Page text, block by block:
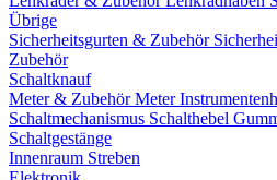
Übrige
Sicherheitsgurten & Zubehör
Zubehör
Schaltknauf
Meter & ZubehörMeter
Schaltmechanismus Schalthebel
Schaltgestänge
Innenraum Streben